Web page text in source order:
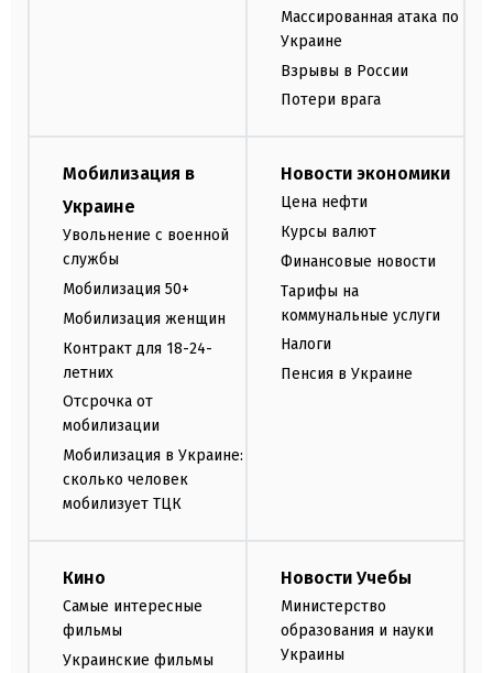
Массированная атака по
Украине
Взрывы в России
Потери врага
Мобилизация в
Украине
Увольнение с военной
службы
Мобилизация 50+
Мобилизация женщин
Контракт для 18-24-
летних
Отсрочка от
мобилизации
Мобилизация в Украине:
сколько человек
мобилизует ТЦК
Новости экономики
Цена нефти
Курсы валют
Финансовые новости
Тарифы на
коммунальные услуги
Налоги
Пенсия в Украине
Кино
Самые интересные
фильмы
Украинские фильмы
Новости Учебы
Министерство
образования и науки
Украины